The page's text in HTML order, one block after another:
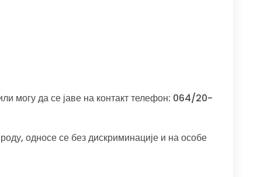
могу да се јаве на контакт телефон: 064/20-
односе се без дискриминације и на особе